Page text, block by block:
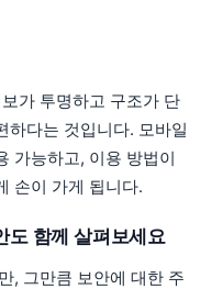
가 투명하고 구조가 단
하다는 것입니다. 모바일
가능하고, 이용 방법이
손이 가게 됩니다.
도 함께 살펴보세요
, 그만큼 보안에 대한 주